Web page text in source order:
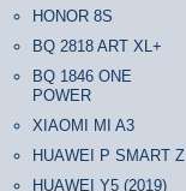
HONOR 8S
BQ 2818 ART XL+
BQ 1846 ONE
POWER
XIAOMI MI A3
HUAWEI P SMART Z
HUAWEI Y5 (2019)